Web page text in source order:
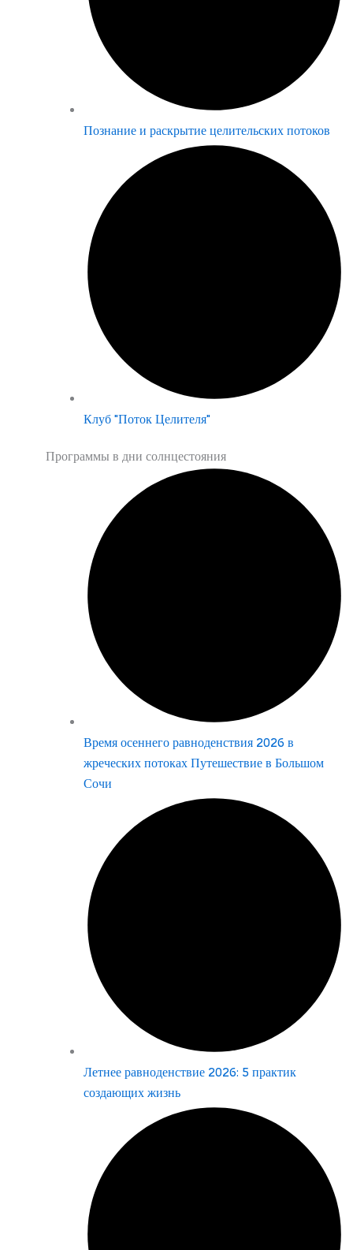
Познание и раскрытие целительских потоков
Клуб "Поток Целителя"
Программы в дни солнцестояния
Время осеннего равноденствия 2026 в
жреческих потоках Путешествие в Большом
Сочи
Летнее равноденствие 2026: 5 практик
создающих жизнь